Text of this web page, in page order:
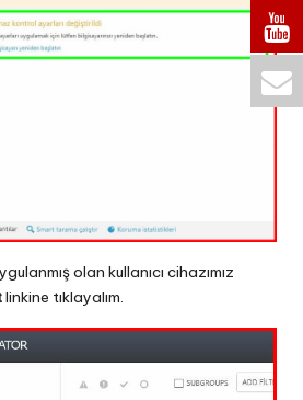
olan kullanıcı cihazımız
linkine tıklayalım.